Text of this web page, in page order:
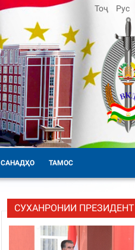
Тоҷ Рус
САНАДҲО ТАМОС
СУХАНРОНИИ ПРЕЗИДЕНТ